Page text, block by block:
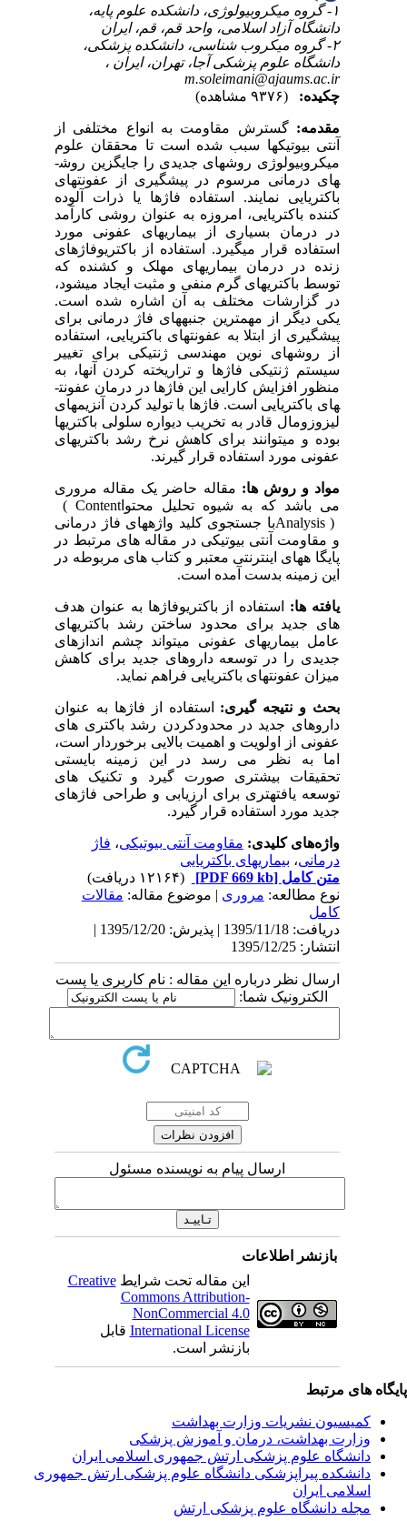
۱- گروه میکروبیولوژی، دانشکده علوم پایه،
دانشگاه آزاد اسلامی، واحد قم، قم، ایران
۲- گروه میکروب شناسی، دانشکده پزشکی،
دانشگاه علوم پزشکی آجا، تهران، ایران ،
m.soleimani@ajaums.ac.ir
چکیده:
مقدمه:گسترش مقاومت به انواع مختلفی از
آنتی بیوتیک­ها سبب شده است تا محققان علوم
میکروبیولوژی روش­های جدیدی را جایگزین روش­
های درمانی مرسوم در پیشگیری از عفونت­های
باکتریایی نمایند. استفاده فاژها یا ذرات آلوده
کننده باکتریایی، امروزه به عنوان روشی کارآمد
در درمان بسیاری از بیماری­های عفونی مورد
استفاده قرار می­گیرد. استفاده از باکتریوفاژهای
زنده در درمان بیماری­های مهلک و کشنده که
توسط باکتری­های گرم منفی و مثبت ایجاد می­شود،
در گزارشات مختلف به آن اشاره شده است.
یکی دیگر از مهمترین جنبه­های فاژ درمانی برای
پیشگیری از ابتلا به عفونت­های باکتریایی، استفاده
از روش­های نوین مهندسی ژنتیکی برای تغییر
سیستم ژنتیکی فاژها و تراریخته کردن آنها، به
منظور افزایش کارایی این فاژها در درمان عفونت­
های باکتریایی است. فاژها با تولید کردن آنزیم­های
لیزوزومال قادر به تخریب دیواره سلولی باکتری­ها
بوده و می­توانند برای کاهش نرخ رشد باکتری­های
عفونی مورد استفاده قرار گیرند.
مواد و روش ها:مقاله حاضر یک مقاله مروری
می باشد که به شیوه تحلیل محتوا( Content
Analysis )با جستجوی کلید واژه­های فاژ درمانی
و مقاومت آنتی بیوتیکی در مقاله های مرتبط در
پایگا ههای اینترنتی معتبر و کتاب های مربوطه در
این زمینه بدست آمده است.
یافته ها:استفاده از باکتریوفاژها به عنوان هدف
های جدید برای محدود ساختن رشد باکتری­های
عامل بیماری­های عفونی می­تواند چشم اندازهای
جدیدی را در توسعه داروهای جدید برای کاهش
میزان عفونتهای باکتریایی فراهم نماید.
بحث و نتیجه گیری:استفاده از فاژها به عنوان
داروهای جدید در محدودکردن رشد باکتری های
عفونی از اولویت و اهمیت بالایی برخوردار است،
اما به نظر می رسد در این زمینه بایستی
تحقیقات بیشتری صورت گیرد و تکنیک های
توسعه یافته­تری برای ارزیابی و طراحی فاژهای
جدید مورد استفاده قرار گیرد.
واژه‌های کلیدی:مقاومت آنتی بیوتیکی،فاژ
درمانی،بیماریهای باکتریایی
متن کامل[PDF 669 kb]
نوع مطالعه:مروری| موضوع مقاله:مقالات
کامل
دریافت: 1395/11/18 | پذیرش: 1395/12/20 |
انتشار: 1395/12/25
ارسال نظر درباره این مقاله : نام کاربری یا پست
الکترونیک شما:
ارسال پیام به نویسنده مسئول
بازنشر اطلاعات
این مقاله تحت شرایطCreative
Commons Attribution-
NonCommercial 4.0
International Licenseقابل
بازنشر است.
های مرتبط
کمیسیون نشریات وزارت بهداشت
وزارت بهداشت، درمان و آموزش پزشکی
دانشگاه علوم پزشکی ارتش جمهوری اسلامی ایران
دانشکده پیراپزشکی دانشگاه علوم پزشکی ارتش جمهوری
اسلامی ایران
مجله دانشگاه علوم پزشکی ارتش